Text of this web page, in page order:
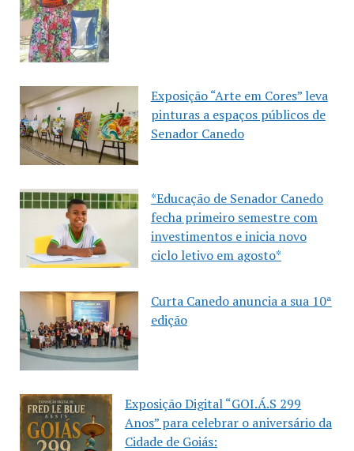
Exposição “Arte em Cores” leva
pinturas a espaços públicos de
Senador Canedo
*Educação de Senador Canedo
fecha primeiro semestre com
investimentos e inicia novo
ciclo letivo em agosto*
Curta Canedo anuncia a sua 10ª
edição
Exposição Digital “GOI.Á.S 299
Anos” para celebrar o aniversário da
Cidade de Goiás: